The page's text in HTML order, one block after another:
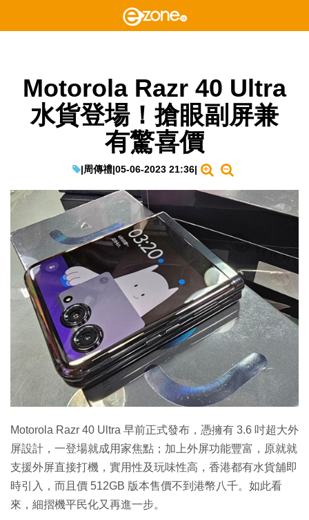
Motorola Razr 40 Ultra
水貨登場！搶眼副屏兼
有驚喜價
|周傳禮|05-06-2023 21:36|
Motorola Razr 40 Ultra 早前正式發布，憑擁有 3.6 吋超大外
屏設計，一登場就成用家焦點；加上外屏功能豐富，原就就
支援外屏直接打機，實用性及玩味性高，香港都有水貨舖即
時引入，而且價 512GB 版本售價不到港幣八千。如此看
來，細摺機平民化又再進一步。